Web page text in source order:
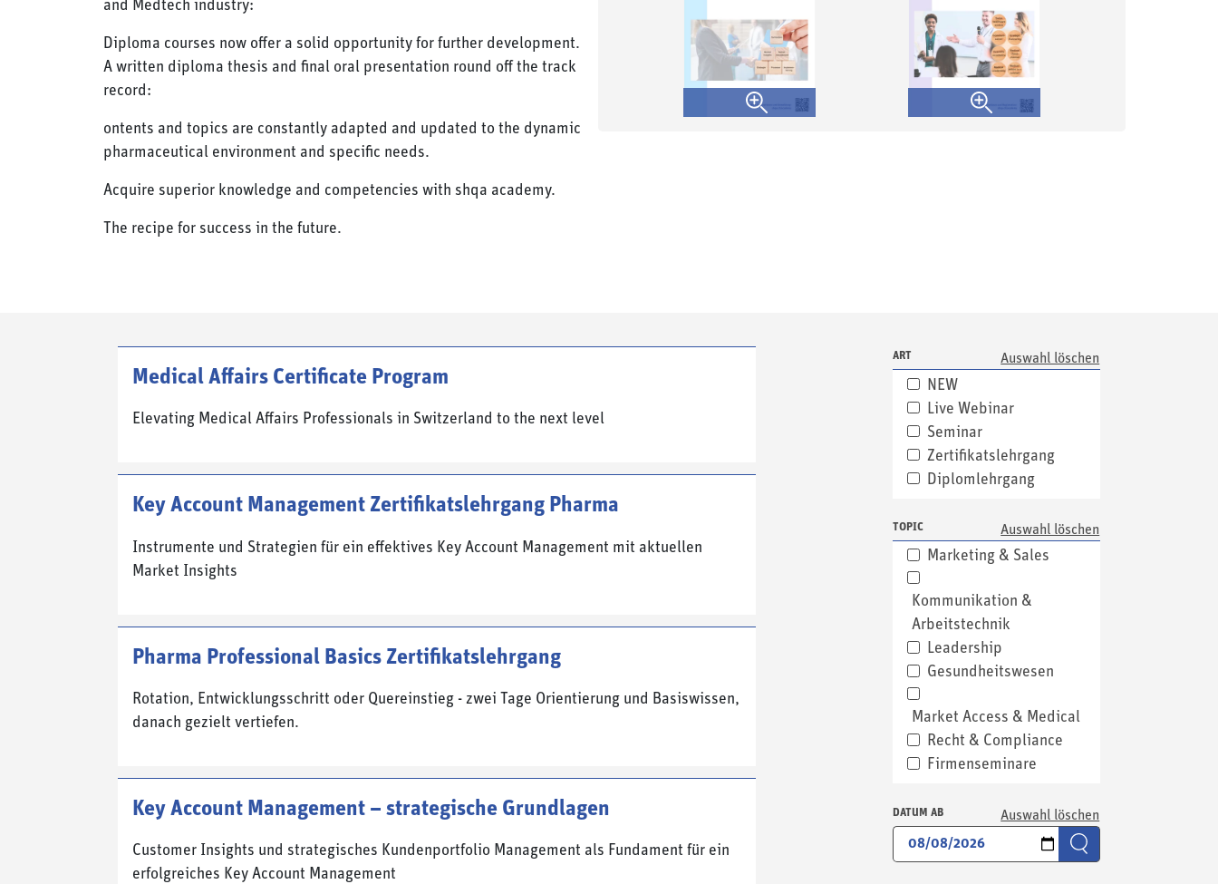
and Medtech industry:
Diploma courses now offer a solid opportunity for further development.
A written diploma thesis and final oral presentation round off the track
record:
ontents and topics are constantly adapted and updated to the dynamic
pharmaceutical environment and specific needs.
Acquire superior knowledge and competencies with shqa academy.
The recipe for success in the future.
ART
NEW
Live Webinar
Seminar
Zertifikatslehrgang
Diplomlehrgang
TOPIC
Marketing & Sales
Kommunikation &
Arbeitstechnik
Leadership
Gesundheitswesen
Market Access & Medical
Recht & Compliance
Firmenseminare
DATUM AB
Medical Affairs Certificate Program
Elevating Medical Affairs Professionals in Switzerland to the next level
Key Account Management Zertifikatslehrgang Pharma
Instrumente und Strategien für ein effektives Key Account Management mit aktuellen
Market Insights
Pharma Professional Basics Zertifikatslehrgang
Rotation, Entwicklungsschritt oder Quereinstieg - zwei Tage Orientierung und Basiswissen,
danach gezielt vertiefen.
Key Account Management – strategische Grundlagen
Customer Insights und strategisches Kundenportfolio Management als Fundament für ein
erfolgreiches Key Account Management